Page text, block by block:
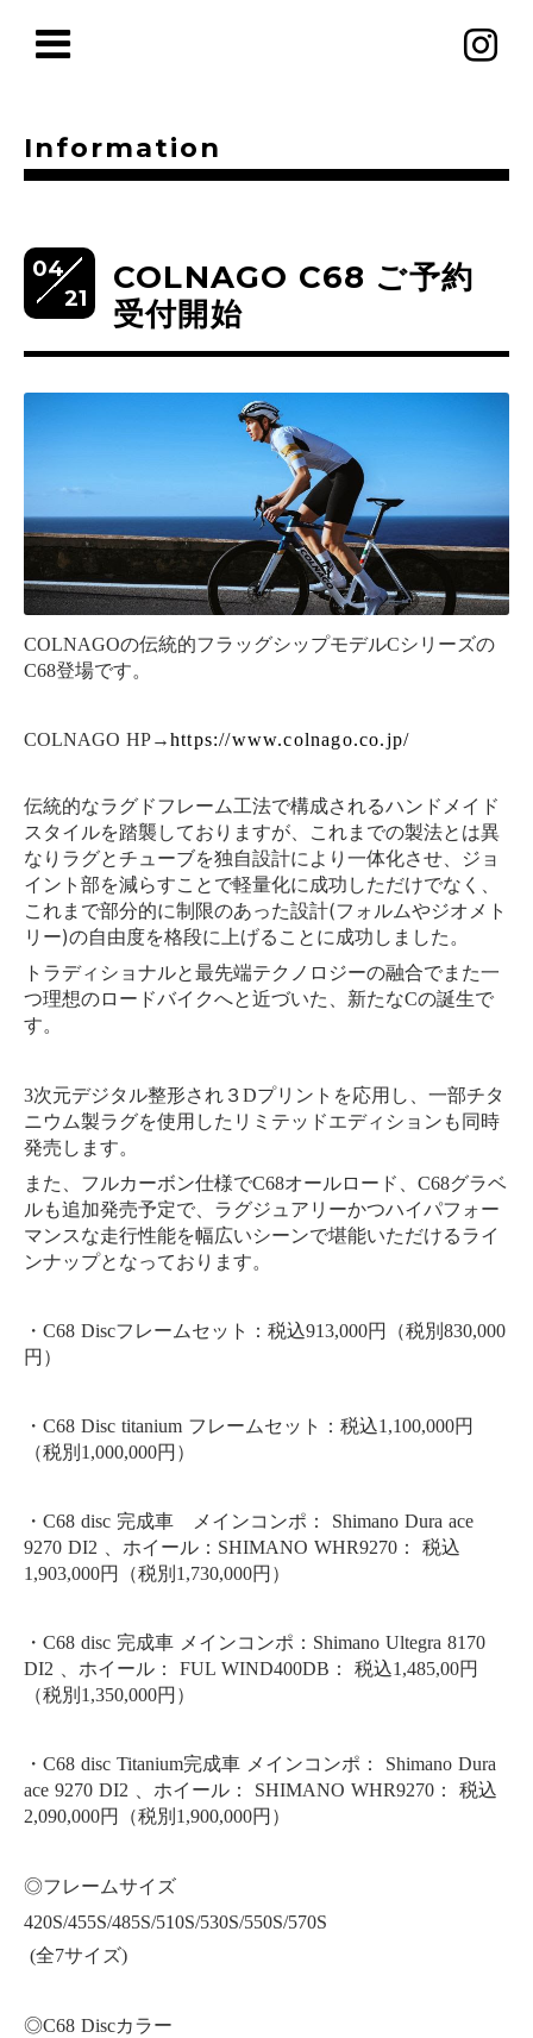
Information
04
21
COLNAGO C68 ご予約
受付開始
COLNAGOの伝統的フラッグシップモデルCシリーズの
C68登場です。
COLNAGO HP→https://www.colnago.co.jp/
伝統的なラグドフレーム工法で構成されるハンドメイド
スタイルを踏襲しておりますが、
これまでの製法とは異
なりラグとチューブを独自設計により一体化させ、ジョ
イント部を減らすことで軽量化に成功しただけでなく、
これまで部分的に制限のあった設計(フォルムやジオメト
リー)の自由度を格段に上げることに成功しました。
トラディショナルと最先端テクノロジーの融合でまた一
つ理想のロ ードバイクへと近づいた、新たなCの誕生で
す。
3次元デジタル整形され３Dプリントを応用し、 一部チタ
ニウム製ラグを使用したリミテッドエディションも同時
発売します。
また、フルカーボン仕様でC68オールロード、 C68グラベ
ルも追加発売予定で、 ラグジュアリーかつハイパフォー
マンスな走行性能を幅広いシーンで堪能いただけるライ
ンナップとなっております。
・C68 Discフレームセット：税込913,000円（税別830,000
円）
・C68 Disc titanium フレームセット：税込1,100,000円
（税別1,000,000円）
・C68 disc 完成車 メインコンポ： Shimano Dura ace
9270 DI2 、ホイール：SHIMANO WHR9270： 税込
1,903,000円（税別1,730,000円）
・C68 disc 完成車 メインコンポ：Shimano Ultegra 8170
DI2 、ホイール： FUL WIND400DB： 税込1,485,00円
（税別1,350,000円）
・C68 disc Titanium完成車 メインコンポ： Shimano Dura
ace 9270 DI2 、ホイール： SHIMANO WHR9270： 税込
2,090,000円（税別1,900,000円）
◎フレームサイズ
420S/455S/485S/510S/530S/550S/570S
(全7サイズ)
◎C68 Discカラー